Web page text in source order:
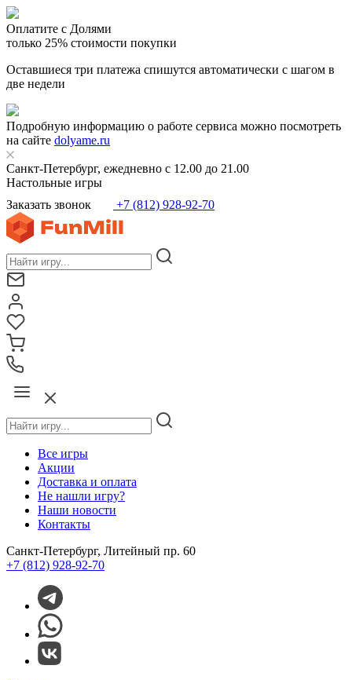
Оплатите с Долями
только 25% стоимости покупки
Оставшиеся три платежа спишутся автоматически с шагом в
две недели
Подробную информацию о работе сервиса можно посмотреть
на сайте dolyame.ru
Санкт-Петербург, ежедневно с 12.00 до 21.00
Настольные игры
Заказать звонок
+7 (812) 928-92-70
Все игры
Акции
Доставка и оплата
Не нашли игру?
Наши новости
Контакты
Санкт-Петербург, Литейный пр. 60
+7 (812) 928-92-70